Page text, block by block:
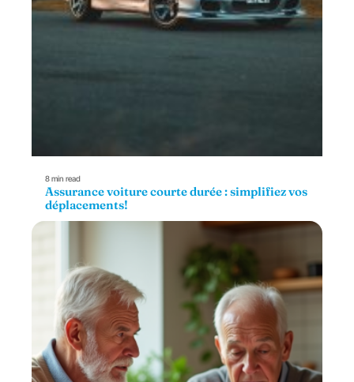
8 min read
Assurance voiture courte durée : simplifiez vos
déplacements!